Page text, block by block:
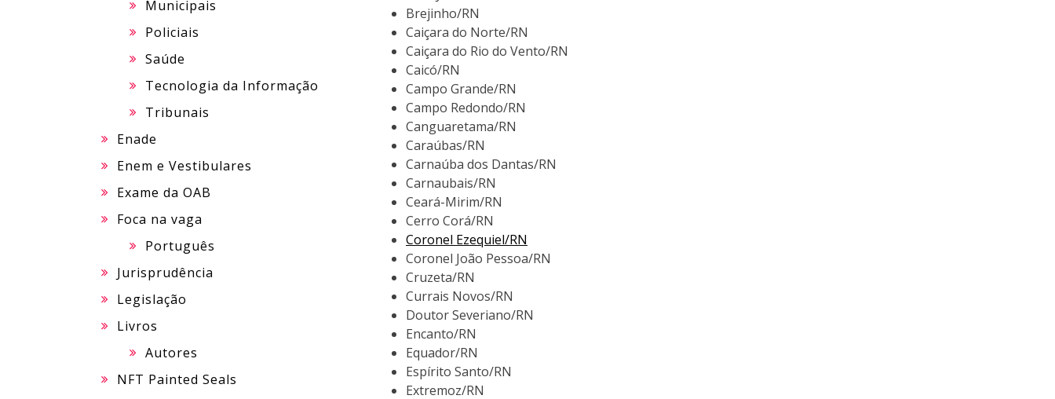
Brejinho/RN
Caiçara do Norte/RN
Caiçara do Rio do Vento/RN
Caicó/RN
Campo Grande/RN
Campo Redondo/RN
Canguaretama/RN
Caraúbas/RN
Carnaúba dos Dantas/RN
Carnaubais/RN
Ceará-Mirim/RN
Cerro Corá/RN
Coronel Ezequiel/RN
Coronel João Pessoa/RN
Cruzeta/RN
Currais Novos/RN
Doutor Severiano/RN
Encanto/RN
Equador/RN
Espírito Santo/RN
Extremoz/RN
Municipais
Policiais
Saúde
Tecnologia da Informação
Tribunais
Enade
Enem e Vestibulares
Exame da OAB
Foca na vaga
Português
Jurisprudência
Legislação
Livros
Autores
NFT Painted Seals